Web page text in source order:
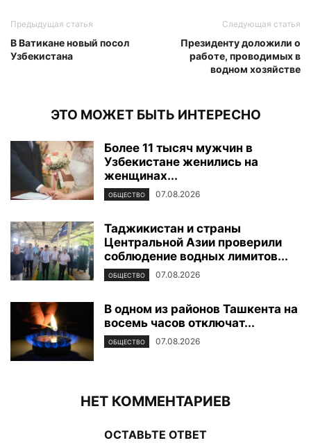
Предыдущая статья
В Ватикане новый посол
Узбекистана
Следующая статья
Президенту доложили о
работе, проводимых в
водном хозяйстве
ЭТО МОЖЕТ БЫТЬ ИНТЕРЕСНО
Более 11 тысяч мужчин в
Узбекистане женились на
женщинах...
ОБЩЕСТВО 07.08.2026
Таджикистан и страны
Центральной Азии проверили
соблюдение водных лимитов...
ОБЩЕСТВО 07.08.2026
В одном из районов Ташкента на
восемь часов отключат...
ОБЩЕСТВО 07.08.2026
НЕТ КОММЕНТАРИЕВ
ОСТАВЬТЕ ОТВЕТ